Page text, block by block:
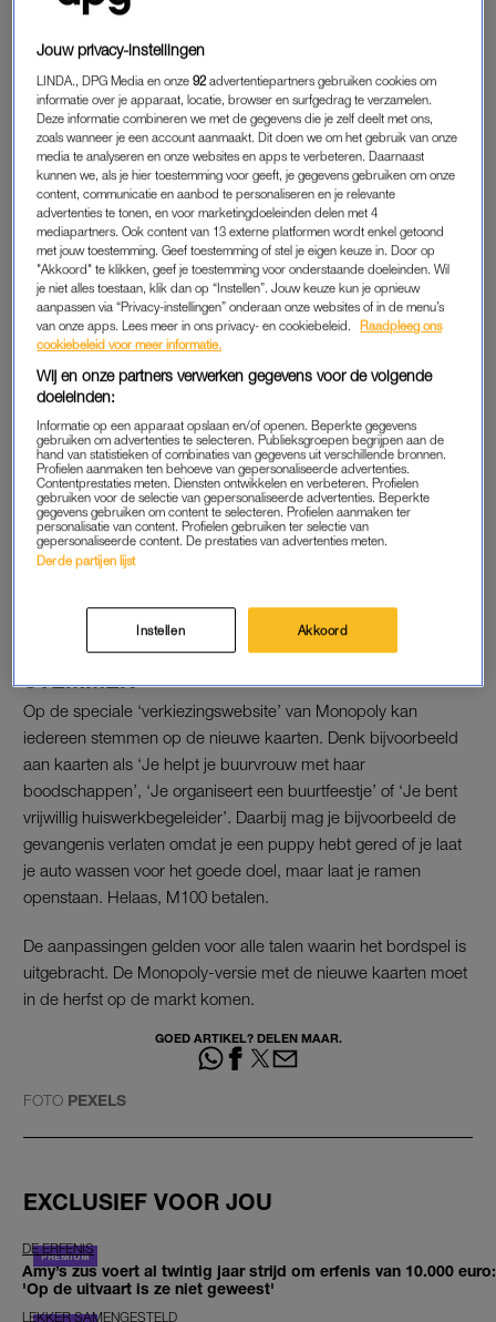
opfrisser krijgen.
En jij kunt bepalen wat er op die nieuwe kaarten komt te
staan.
MONOPOLY
Speelgoed- en entertainmentbedrijf Hasbro vindt de oude
kaarten met onderwerpen als schoonheidswedstrijden,
doktersrekeningen en lijfrentes gedateerd. Daarom worden ze
voor het eerst in 85 jaar geüpdatet met zestien nieuwe kaarten.
Deze moeten de moderne samenleving beter gaan
afspiegelen, vindt Hasbro.
“De wereld is behoorlijk veranderd sinds Monopoly 85 jaar
geleden voor het eerst werd geïntroduceerd. We vonden 2021
het perfecte moment om fans de kans te geven om de wereld
te laten zien wat er in het echte leven toe doet door te
stemmen op nieuwe, moderne Algemeen Fonds-kaarten”,
zegt Marijn ter Hofsté van Hasbro Gaming.
Lees ook
verdienen dan mannen
STEMMEN
Op de speciale ‘verkiezingswebsite’ van Monopoly kan
iedereen stemmen op de nieuwe kaarten. Denk bijvoorbeeld
aan kaarten als ‘Je helpt je buurvrouw met haar
boodschappen’, ‘Je organiseert een buurtfeestje’ of ‘Je bent
vrijwillig huiswerkbegeleider’. Daarbij mag je bijvoorbeeld de
gevangenis verlaten omdat je een puppy hebt gered of je laat
je auto wassen voor het goede doel, maar laat je ramen
openstaan. Helaas, M100 betalen.
De aanpassingen gelden voor alle talen waarin het bordspel is
uitgebracht. De Monopoly-versie met de nieuwe kaarten moet
in de herfst op de markt komen.
GOED ARTIKEL? DELEN MAAR.
FOTO PEXELS
EXCLUSIEF VOOR JOU
DE ERFENIS
Amy’s zus voert al twintig jaar strijd om erfenis van 10.000 euro:
'Op de uitvaart is ze niet geweest'
LEKKER SAMENGESTELD
Jouw privacy-instellingen
LINDA., DPG Media en onze92 advertentiepartners gebruiken cookies om
informatie over je apparaat, locatie, browser en surfgedrag te verzamelen.
Deze informatie combineren we met de gegevens die je zelf deelt met ons,
zoals wanneer je een account aanmaakt. Dit doen we om het gebruik van onze
media te analyseren en onze websites en apps te verbeteren. Daarnaast
kunnen we, als je hier toestemming voor geeft, je gegevens gebruiken om onze
content, communicatie en aanbod te personaliseren en je relevante
advertenties te tonen, en voor marketingdoeleinden delen met 4
mediapartners. Ook content van 13 externe platformen wordt enkel getoond
met jouw toestemming. Geef toestemming of stel je eigen keuze in. Door op
"Akkoord" te klikken, geef je toestemming voor onderstaande doeleinden. Wil
je niet alles toestaan, klik dan op “Instellen”. Jouw keuze kun je opnieuw
aanpassen via “Privacy-instellingen” onderaan onze websites of in de menu’s
van onze apps. Lees meer in ons privacy- en cookiebeleid.
Raadpleeg ons
cookiebeleid voor meer informatie.
Wij en onze partners verwerken gegevens voor de volgende
doeleinden:
Informatie op een apparaat opslaan en/of openen. Beperkte gegevens
gebruiken om advertenties te selecteren. Publieksgroepen begrijpen aan de
hand van statistieken of combinaties van gegevens uit verschillende bronnen.
Profielen aanmaken ten behoeve van gepersonaliseerde advertenties.
Contentprestaties meten. Diensten ontwikkelen en verbeteren. Profielen
gebruiken voor de selectie van gepersonaliseerde advertenties. Beperkte
gegevens gebruiken om content te selecteren. Profielen aanmaken ter
personalisatie van content. Profielen gebruiken ter selectie van
gepersonaliseerde content. De prestaties van advertenties meten.
Derde partijen lijst
Instellen Akkoord